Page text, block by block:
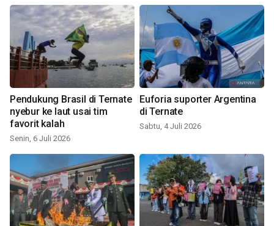
Pendukung Brasil di Ternate
nyebur ke laut usai tim
favorit kalah
Senin, 6 Juli 2026
Euforia suporter Argentina
di Ternate
Sabtu, 4 Juli 2026